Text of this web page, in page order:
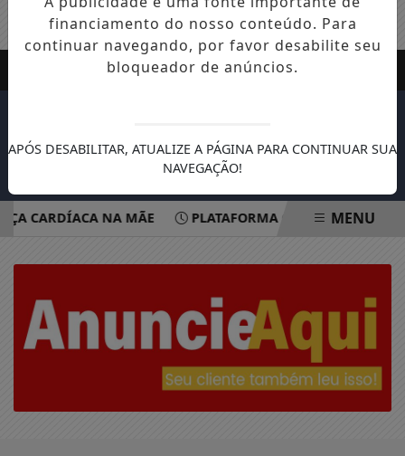
CARDÍACA NA MÃE PLATAFORMA OFERECE ESCUTA
MENU
financiamento do nosso conteúdo. Para
continuar navegando, por favor desabilite seu
bloqueador de anúncios.
APÓS DESABILITAR, ATUALIZE A PÁGINA PARA CONTINUAR SUA
NAVEGAÇÃO!